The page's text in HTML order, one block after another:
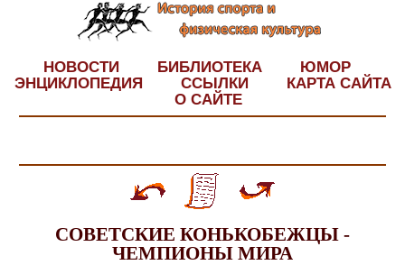
НОВОСТИ БИБЛИОТЕКА
ЮМОР
ЭНЦИКЛОПЕДИЯ
ССЫЛКИ
КАРТА САЙТА
О САЙТЕ
СОВЕТСКИЕ КОНЬКОБЕЖЦЫ -
ЧЕМПИОНЫ МИРА